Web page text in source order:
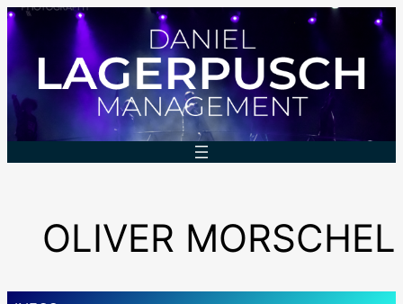
Zum
Inhalt
springen
OLIVER MORSCHEL